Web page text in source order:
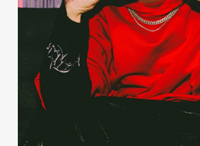
Publicidad
Contacto
Aviso Legal
© 2015-2022 UMOMAG. PROPIEDAD DE
DERECHOS